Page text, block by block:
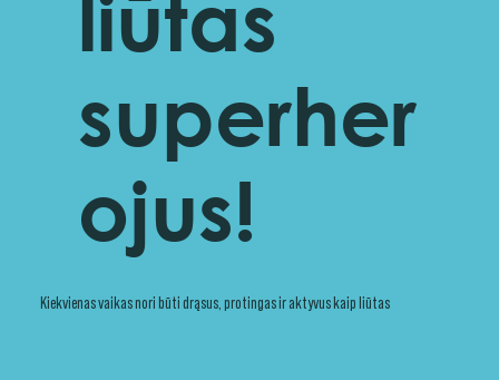
liūtas
superher
ojus!
Kiekvienas vaikas nori būti drąsus, protingas ir aktyvus kaip liūtas